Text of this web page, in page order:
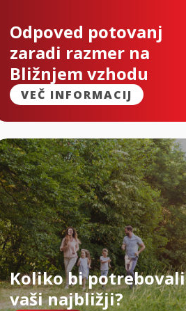
Odpoved potovanj
zaradi razmer na
Bližnjem vzhodu
VEČ INFORMACIJ
Koliko bi potrebovali
vaši najbližji?